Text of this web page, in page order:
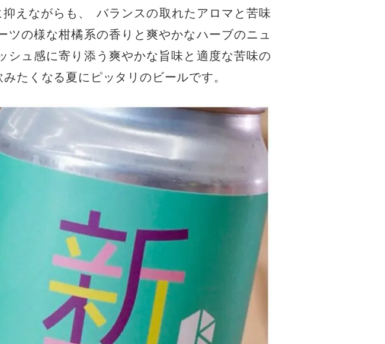
えながらも 、
バランスの取れたアロマと苦味
ツの様な柑橘系の香りと爽やかなハーブのニュ
シュ感に寄り添う爽やかな旨味と適度な苦味の
みたくなる夏にピッタリのビールです。